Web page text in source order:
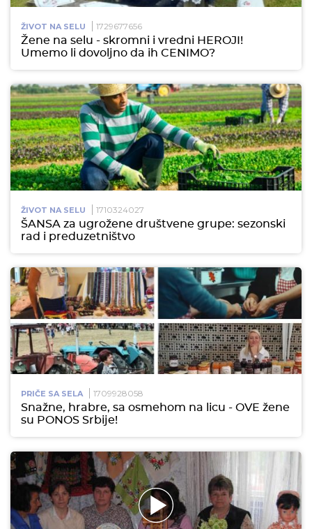
ŽIVOT NA SELU 1729677656
Žene na selu - skromni i vredni HEROJI!
Umemo li dovoljno da ih CENIMO?
ŽIVOT NA SELU 1710324027
ŠANSA za ugrožene društvene grupe: sezonski
rad i preduzetništvo
PRIČE SA SELA 1709928058
Snažne, hrabre, sa osmehom na licu - OVE žene
su PONOS Srbije!